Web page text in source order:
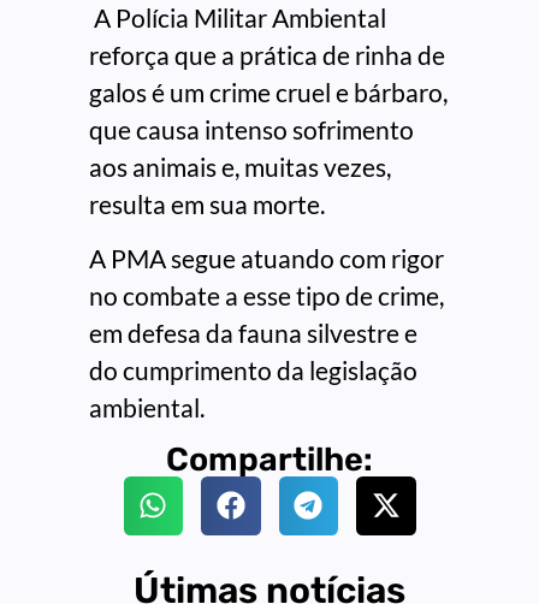
A Polícia Militar Ambiental
reforça que a prática de rinha de
galos é um crime cruel e bárbaro,
que causa intenso sofrimento
aos animais e, muitas vezes,
resulta em sua morte.
A PMA segue atuando com rigor
no combate a esse tipo de crime,
em defesa da fauna silvestre e
do cumprimento da legislação
ambiental.
Compartilhe:
Útimas notícias